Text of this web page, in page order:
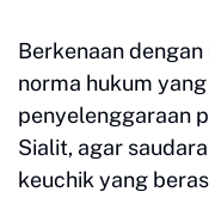
Berkenaan
norma hukum
penyelenggaraan
Sialit, agar
keuchik yang